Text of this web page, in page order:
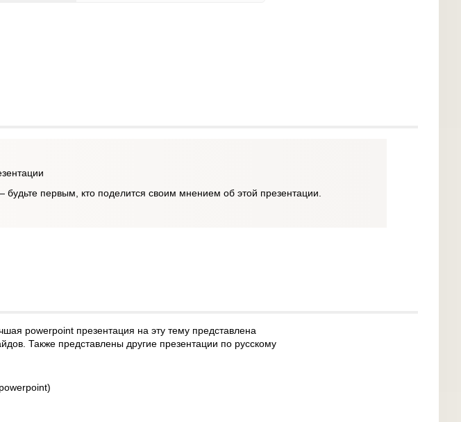
первым, кто поделится своим мнением об этой презентации.
powerpoint презентация на эту тему представлена
Также представлены другие презентации по русскому